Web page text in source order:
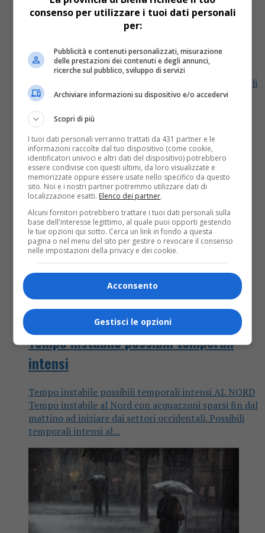
Tempo instabile con temporali
Tempo instabile con temporali localmente intensi
Tempo instabile sulle Alpi dove sono attesi temporali
localmente intensi sui rilievi di Valle d’Aosta,
Piemonte e alta Lombardia tra...
Attualità
Tempo instabile possibili temporali
intensi
Tempo instabile possibili temporali intensi AL NORD
Tempo instabile al Nord con acquazzoni sparsi fin dal
mattino ad iniziare dai settori occidentali. Possibili
temporali intensi al...
consenso per utilizzare i tuoi dati personali
per:
Pubblicità e contenuti personalizzati, misurazione
delle prestazioni dei contenuti e degli annunci,
ricerche sul pubblico, sviluppo di servizi
Archiviare informazioni su dispositivo e/o accedervi
Scopri di più
I tuoi dati personali verranno trattati da 431 partner e le
informazioni raccolte dal tuo dispositivo (come cookie,
identificatori univoci e altri dati del dispositivo) potrebbero
essere condivise con questi ultimi, da loro visualizzate e
memorizzate oppure essere usate nello specifico da questo
sito. Noi e i nostri partner potremmo utilizzare dati di
localizzazione esatti. Elenco dei partner.
Alcuni fornitori potrebbero trattare i tuoi dati personali sulla
base dell'interesse legittimo, al quale puoi opporti gestendo
le tue opzioni qui sotto. Cerca un link in fondo a questa
pagina o nel menu del sito per gestire o revocare il consenso
nelle impostazioni della privacy e dei cookie.
Acconsento
Gestisci le opzioni